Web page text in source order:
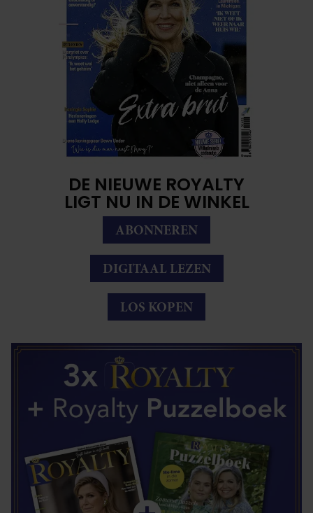
DE NIEUWE ROYALTY
LIGT NU IN DE WINKEL
ABONNEREN
DIGITAAL LEZEN
LOS KOPEN